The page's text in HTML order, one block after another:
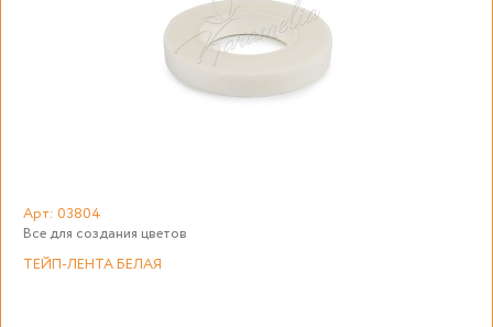
Арт: 03804
Все для создания цветов
ТЕЙП-ЛЕНТА БЕЛАЯ